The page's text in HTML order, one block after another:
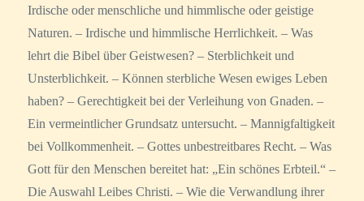
Irdische oder menschliche und himmlische oder geistige
Naturen. – Irdische und himmlische Herrlichkeit. – Was
lehrt die Bibel über Geistwesen? – Sterblichkeit und
Unsterblichkeit. – Können sterbliche Wesen ewiges Leben
haben? – Gerechtigkeit bei der Verleihung von Gnaden. –
Ein vermeintlicher Grundsatz untersucht. – Mannigfaltigkeit
bei Vollkommenheit. – Gottes unbestreitbares Recht. – Was
Gott für den Menschen bereitet hat: „Ein schönes Erbteil.“ –
Die Auswahl Leibes Christi. – Wie die Verwandlung ihrer